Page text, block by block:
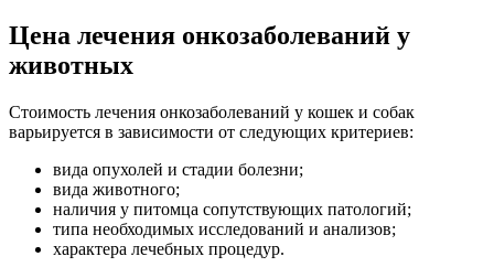
Цена лечения онкозаболеваний у
животных
Стоимость лечения онкозаболеваний у кошек и собак
варьируется в зависимости от следующих критериев:
вида опухолей и стадии болезни;
вида животного;
наличия у питомца сопутствующих патологий;
типа необходимых исследований и анализов;
характера лечебных процедур.